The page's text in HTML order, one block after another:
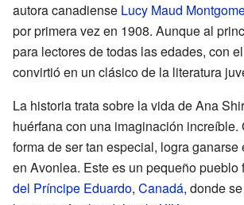
autora canadiense Lucy Maud
por primera vez en 1908. Aunque al
para lectores de todas las edades, con
convirtió en un clásico de la literatura
La historia trata sobre la vida de Ana
huérfana con una imaginación increíble.
forma de ser tan especial, logra
en Avonlea. Este es un pequeño pueblo
del Príncipe Eduardo, Canadá, donde